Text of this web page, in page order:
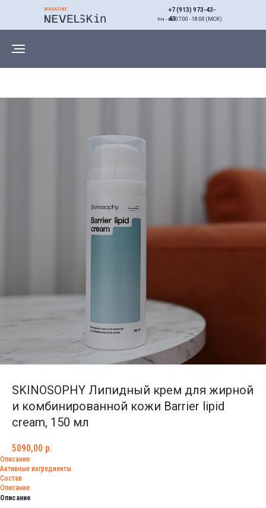
+7 (913) 973-43-
43
пн - вс 07:00 - 18:00 (МСК)
SKINOSOPHY Липидный крем для жирной
и комбинированной кожи Barrier lipid
cream, 150 мл
5090,00 р.
Описание
Активные ингредиенты
Состав
Описание
Описание